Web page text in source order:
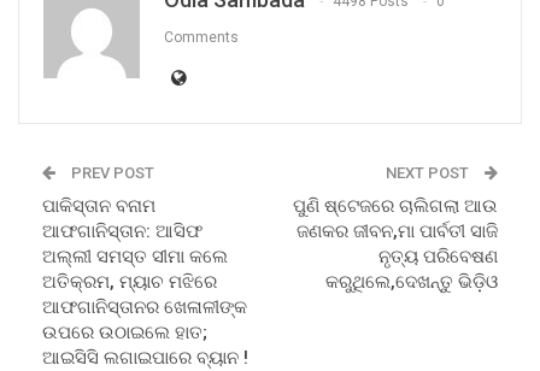
Comments
PREV POST
ପାକିସ୍ତାନ ବନାମ
ଆଫଗାନିସ୍ତାନ: ଆସିଫ
ଅଲ୍ଲୀ ସମସ୍ତ ସୀମା କଲେ
ଅତିକ୍ରମ, ମ୍ୟାଚ ମଝିରେ
ଆଫଗାନିସ୍ତାନର ଖେଳାଳୀଙ୍କ
ଉପରେ ଉଠାଇଲେ ହାତ;
ଆଇସିସି ଲଗାଇପାରେ ବ୍ୟାନ !
NEXT POST
ପୁଣି ଷ୍ଟେଜରେ ଚାଲିଗଲା ଆଉ
ଜଣକର ଜୀବନ,ମା ପାର୍ବତୀ ସାଜି
ନୃତ୍ୟ ପରିବେଷଣ
କରୁଥିଲେ,ଦେଖନ୍ତୁ ଭିଡ଼ିଓ